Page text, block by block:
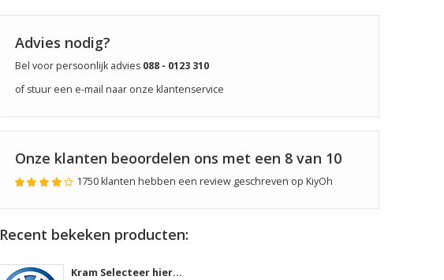
Advies nodig?
Bel voor persoonlijk advies 088 - 0123 310
of stuur een e-mail naar onze klantenservice
Onze klanten beoordelen ons met een 8 van 10
1750 klanten hebben een review geschreven op KiyOh
Recent bekeken producten:
Kram Selecteer hier uw Volkswagen ISO2CAR